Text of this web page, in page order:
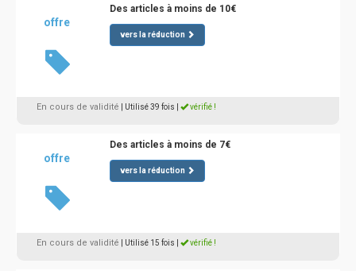
offre
Des articles à moins de 10€
vers la réduction
En cours de validité | Utilisé 39 fois vérifié !
offre
Des articles à moins de 7€
vers la réduction
En cours de validité | Utilisé 15 fois vérifié !